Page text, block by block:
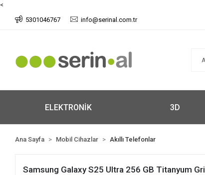
<
5301046767
info@serinal.com.tr
ELEKTRONİK 3D
Ana Sayfa Mobil Cihazlar Akıllı Telefonlar
Samsung Galaxy S25 Ultra 256 GB Titanyum Gri